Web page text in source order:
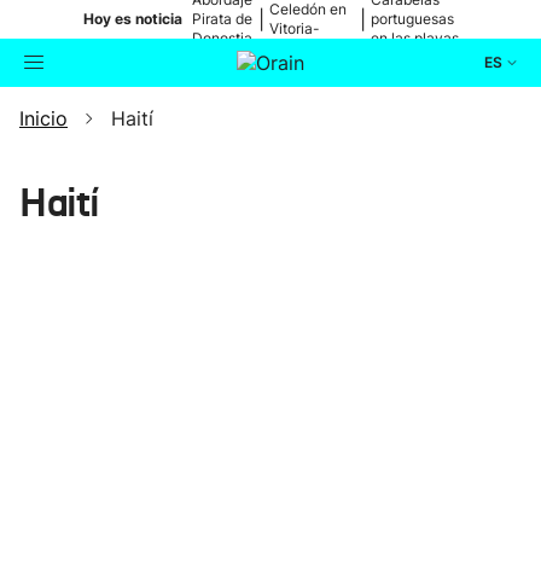
Hoy es noticia Pirata de
Donostia
Celedón en
Vitoria-
portuguesas
en las playas
ES
Buscador
Inicio Haití
Haití